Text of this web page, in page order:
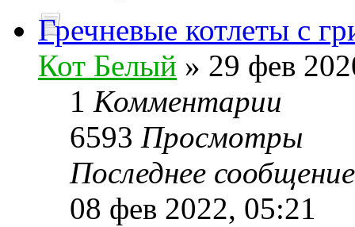
Гречневые котлеты с
Кот Белый » 29 фев
1 Комментарии
6593 Просмотры
Последнее
08 фев 2022, 05:21